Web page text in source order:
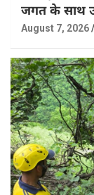
जगत के साथ
August 7, 2026